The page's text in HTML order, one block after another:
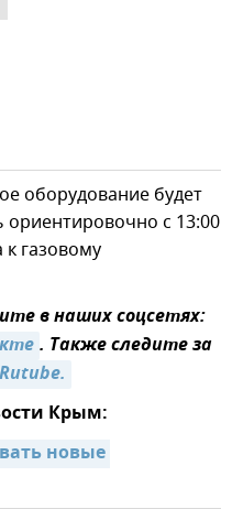
оборудование будет
ориентировочно с 13:00
к газовому
в наших соцсетях:
. Также следите за
Rutube.
Крым:
новые